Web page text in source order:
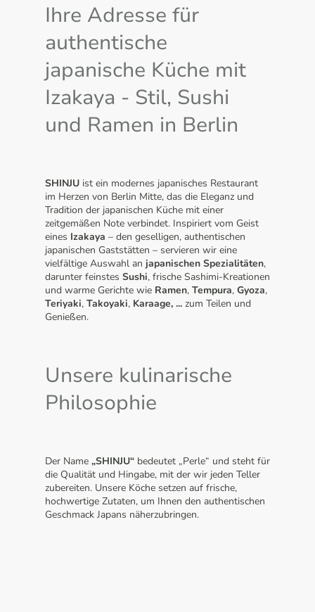
Ihre Adresse für
authentische
japanische Küche mit
Izakaya - Stil, Sushi
und Ramen in Berlin
SHINJU ist ein modernes japanisches Restaurant
im Herzen von Berlin Mitte, das die Eleganz und
Tradition der japanischen Küche mit einer
zeitgemäßen Note verbindet. Inspiriert vom Geist
eines Izakaya – den geselligen, authentischen
japanischen Gaststätten – servieren wir eine
vielfältige Auswahl an japanischen Spezialitäten,
darunter feinstes Sushi, frische Sashimi-Kreationen
und warme Gerichte wie Ramen, Tempura, Gyoza,
Teriyaki, Takoyaki, Karaage, ... zum Teilen und
Genießen.
Unsere kulinarische
Philosophie
Der Name „SHINJU“ bedeutet „Perle“ und steht für
die Qualität und Hingabe, mit der wir jeden Teller
zubereiten. Unsere Köche setzen auf frische,
hochwertige Zutaten, um Ihnen den authentischen
Geschmack Japans näherzubringen.